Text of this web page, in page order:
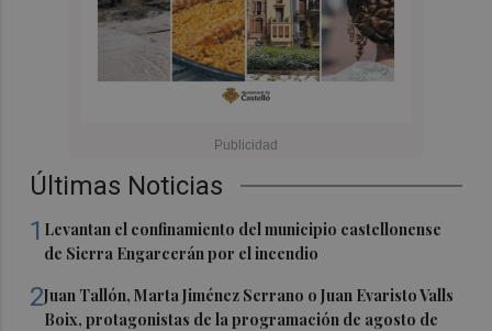
Últimas Noticias
1 Levantan el confinamiento del municipio castellonense
de Sierra Engarcerán por el incendio
2Juan Tallón, Marta Jiménez Serrano o Juan Evaristo Valls
Boix, protagonistas de la programación de agosto de